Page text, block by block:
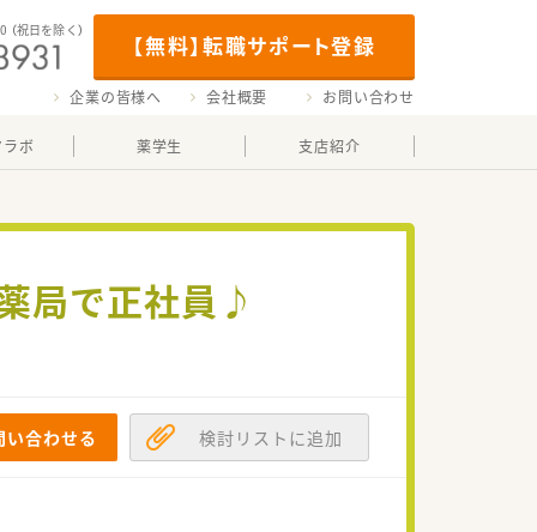
【無料】転職サポート登録
（祝日を除く）
企業の皆様へ 会社概要 お問い合わせ
ボ 薬学生 支店紹介
局で正社員♪
い合わせる 検討リストに追加